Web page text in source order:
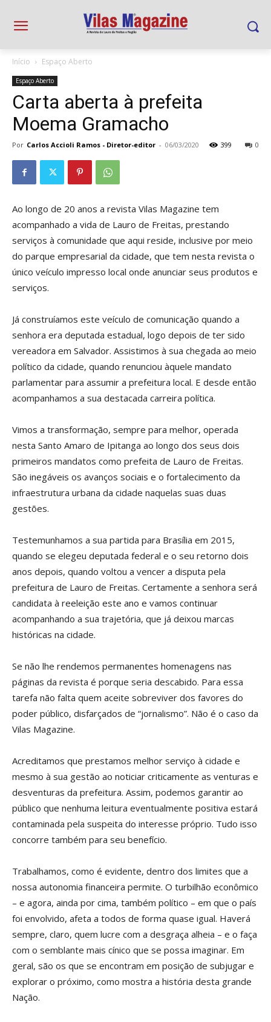
Início Espaço Aberto
Espaço Aberto
Carta aberta à prefeita
Moema Gramacho
Por Carlos Accioli Ramos - Diretor-editor - 06/03/2020 0
399
Ao longo de 20 anos a revista Vilas Magazine tem
acompanhado a vida de Lauro de Freitas, prestando
serviços à comunidade que aqui reside, inclusive por meio
do parque empresarial da cidade, que tem nesta revista o
único veículo impresso local onde anunciar seus produtos e
serviços.
Já construíamos este veículo de comunicação quando a
senhora era deputada estadual, logo depois de ter sido
vereadora em Salvador. Assistimos à sua chegada ao meio
político da cidade, quando renunciou àquele mandato
parlamentar para assumir a prefeitura local. E desde então
acompanhamos a sua destacada carreira política.
Vimos a transformação, sempre para melhor, operada
nesta Santo Amaro de Ipitanga ao longo dos seus dois
primeiros mandatos como prefeita de Lauro de Freitas.
São inegáveis os avanços sociais e o fortalecimento da
infraestrutura urbana da cidade naquelas suas duas
gestões.
Testemunhamos a sua partida para Brasília em 2015,
quando se elegeu deputada federal e o seu retorno dois
anos depois, quando voltou a vencer a disputa pela
prefeitura de Lauro de Freitas. Certamente a senhora será
candidata à reeleição este ano e vamos continuar
acompanhando a sua trajetória, que já deixou marcas
históricas na cidade.
Se não lhe rendemos permanentes homenagens nas
páginas da revista é porque seria descabido. Para essa
tarefa não falta quem aceite sobreviver dos favores do
poder público, disfarçados de “jornalismo”. Não é o caso da
Vilas Magazine.
Acreditamos que prestamos melhor serviço à cidade e
mesmo à sua gestão ao noticiar criticamente as venturas e
desventuras da prefeitura. Assim, podemos garantir ao
público que nenhuma leitura eventualmente positiva estará
contaminada pela suspeita do interesse próprio. Tudo isso
concorre também para seu benefício.
Trabalhamos, como é evidente, dentro dos limites que a
nossa autonomia financeira permite. O turbilhão econômico
– e agora, ainda por cima, também político – em que o país
foi envolvido, afeta a todos de forma quase igual. Haverá
sempre, claro, quem lucre com a desgraça alheia – e o faça
com o semblante mais cínico que se possa imaginar. Em
geral, são os que se encontram em posição de subjugar e
explorar o próximo, como mostra a história desta grande
Nação.